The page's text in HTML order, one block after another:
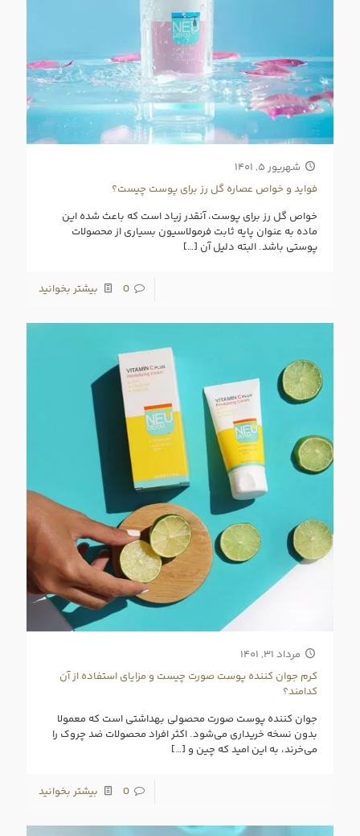
شهریور ۵, ۱۴۰۱
فواید و خواص عصاره گل رز برای پوست چیست؟
خواص گل رز برای پوست، آنقدر زیاد است که باعث شده این
ماده به عنوان پایه ثابت فرمولاسیون بسیاری از محصولات
پوستی باشد. البته دلیل آن […]
0 بیشتر بخوانید
مرداد ۳۱, ۱۴۰۱
کرم جوان‌ کننده پوست صورت چیست و مزایای استفاده از آن
کدامند؟
جوان کننده پوست صورت محصولی بهداشتی است که معمولا
بدون نسخه خریداری می‌شود. اکثر افراد محصولات ضد چروک را
می‌خرند، به این‌ امید که چین و […]
0 بیشتر بخوانید